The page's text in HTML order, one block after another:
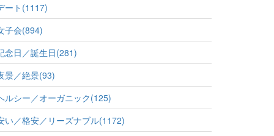
ート(1117)
子会(894)
念日／誕生日(281)
景／絶景(93)
ルシー／オーガニック(125)
い／格安／リーズナブル(1172)